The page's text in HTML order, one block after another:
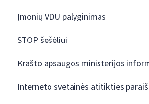
Įmonių VDU palyginimas
STOP šešėliui
Krašto apsaugos ministerijos
Interneto svetainės atitikties